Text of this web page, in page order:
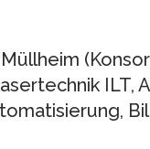
Müllheim
ILT,